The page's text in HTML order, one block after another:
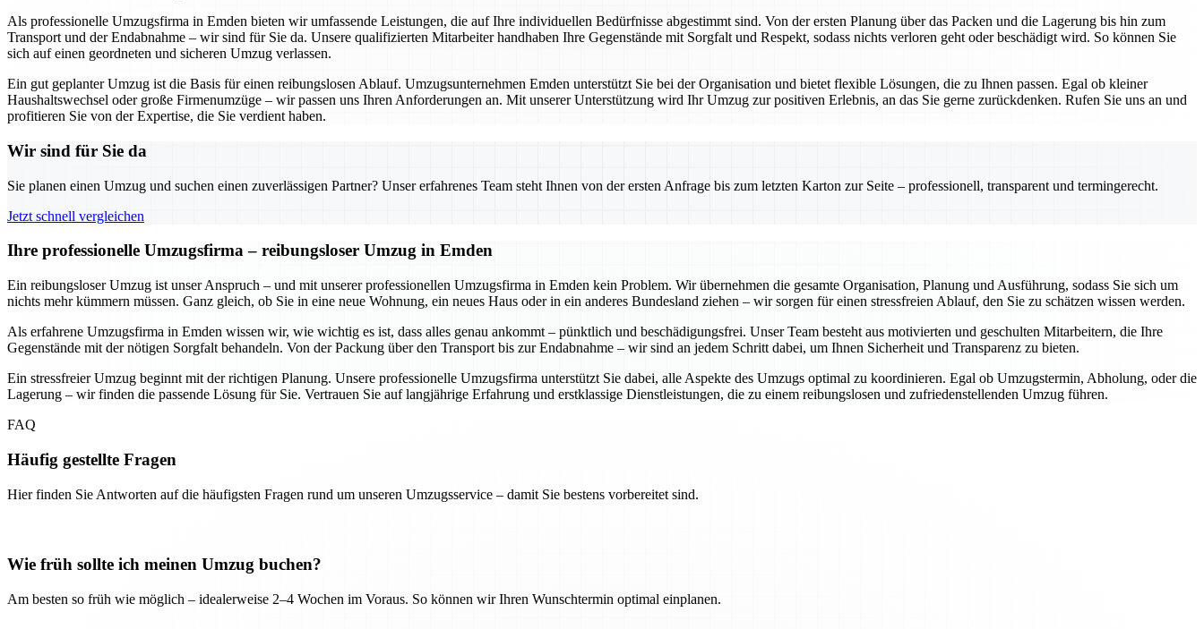
Als professionelle Umzugsfirma in Emden bieten wir umfassende Leistungen, die auf Ihre individuellen Bedürfnisse abgestimmt sind. Von der ersten Planung über das Packen und die Lagerung bis hin zum
Transport und der Endabnahme – wir sind für Sie da. Unsere qualifizierten Mitarbeiter handhaben Ihre Gegenstände mit Sorgfalt und Respekt, sodass nichts verloren geht oder beschädigt wird. So können Sie
sich auf einen geordneten und sicheren Umzug verlassen.
Ein gut geplanter Umzug ist die Basis für einen reibungslosen Ablauf. Umzugsunternehmen Emden unterstützt Sie bei der Organisation und bietet flexible Lösungen, die zu Ihnen passen. Egal ob kleiner
Haushaltswechsel oder große Firmenumzüge – wir passen uns Ihren Anforderungen an. Mit unserer Unterstützung wird Ihr Umzug zur positiven Erlebnis, an das Sie gerne zurückdenken. Rufen Sie uns an und
profitieren Sie von der Expertise, die Sie verdient haben.
Wir sind für Sie da
Sie planen einen Umzug und suchen einen zuverlässigen Partner? Unser erfahrenes Team steht Ihnen von der ersten Anfrage bis zum letzten Karton zur Seite – professionell, transparent und termingerecht.
Jetzt schnell vergleichen
Ihre professionelle Umzugsfirma – reibungsloser Umzug in Emden
Ein reibungsloser Umzug ist unser Anspruch – und mit unserer professionellen Umzugsfirma in Emden kein Problem. Wir übernehmen die gesamte Organisation, Planung und Ausführung, sodass Sie sich um
nichts mehr kümmern müssen. Ganz gleich, ob Sie in eine neue Wohnung, ein neues Haus oder in ein anderes Bundesland ziehen – wir sorgen für einen stressfreien Ablauf, den Sie zu schätzen wissen werden.
Als erfahrene Umzugsfirma in Emden wissen wir, wie wichtig es ist, dass alles genau ankommt – pünktlich und beschädigungsfrei. Unser Team besteht aus motivierten und geschulten Mitarbeitern, die Ihre
Gegenstände mit der nötigen Sorgfalt behandeln. Von der Packung über den Transport bis zur Endabnahme – wir sind an jedem Schritt dabei, um Ihnen Sicherheit und Transparenz zu bieten.
Ein stressfreier Umzug beginnt mit der richtigen Planung. Unsere professionelle Umzugsfirma unterstützt Sie dabei, alle Aspekte des Umzugs optimal zu koordinieren. Egal ob Umzugstermin, Abholung, oder die
Lagerung – wir finden die passende Lösung für Sie. Vertrauen Sie auf langjährige Erfahrung und erstklassige Dienstleistungen, die zu einem reibungslosen und zufriedenstellenden Umzug führen.
FAQ
Häufig gestellte Fragen
Hier finden Sie Antworten auf die häufigsten Fragen rund um unseren Umzugsservice – damit Sie bestens vorbereitet sind.
Wie früh sollte ich meinen Umzug buchen?
Am besten so früh wie möglich – idealerweise 2–4 Wochen im Voraus. So können wir Ihren Wunschtermin optimal einplanen.